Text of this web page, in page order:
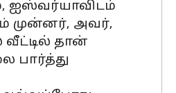
ஐஸ்வர்யாவிடம்
முன்னர், அவர்,
வீட்டில் தான்
பார்த்து